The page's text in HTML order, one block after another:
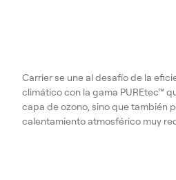
Carrier se une al desafío de la
climático con la gama PUREtec™
capa de ozono, sino que también
calentamiento atmosférico muy